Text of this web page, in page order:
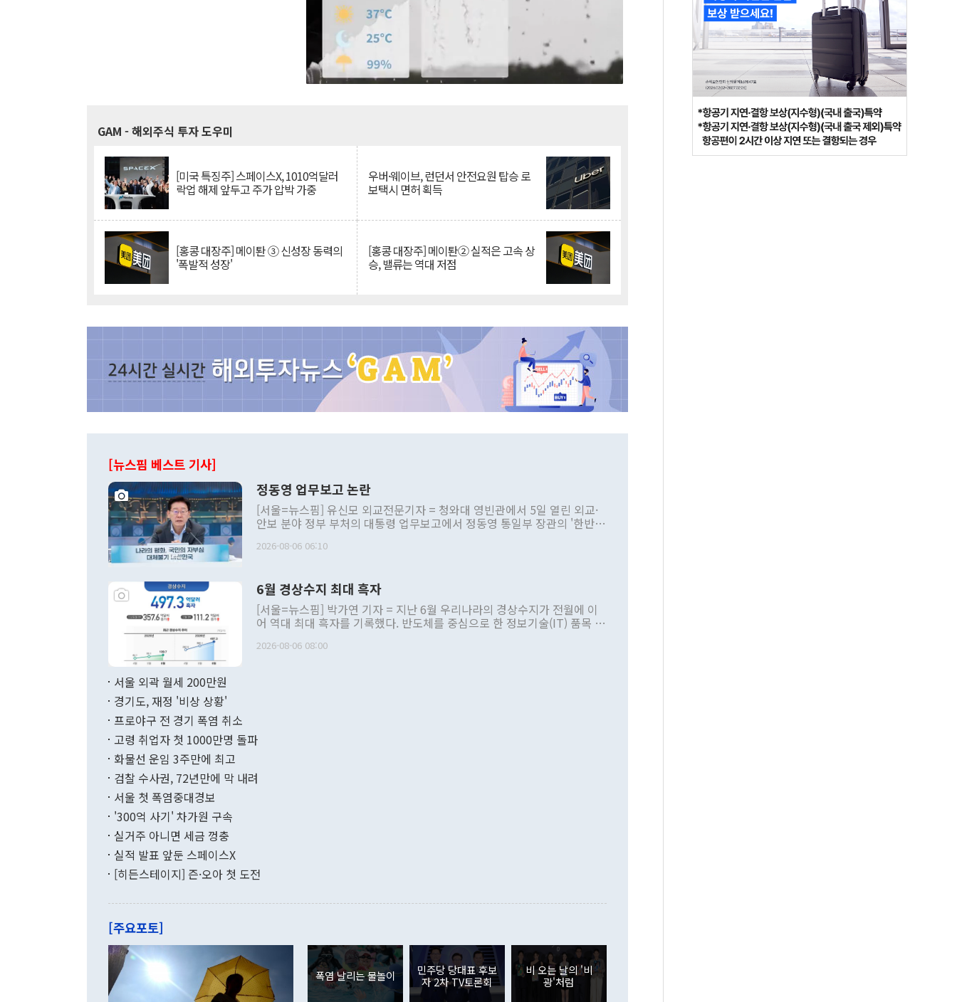
GAM - 해외주식 투자 도우미
[미국 특징주] 스페이스X, 1010억달러
락업 해제 앞두고 주가 압박 가중
우버·웨이브, 런던서 안전요원 탑승 로
보택시 면허 획득
[홍콩 대장주] 메이퇀 ③ 신성장 동력의
'폭발적 성장'
[홍콩 대장주] 메이퇀② 실적은 고속 상
승, 밸류는 역대 저점
[뉴스핌 베스트 기사]
정동영 업무보고 논란
[서울=뉴스핌] 유신모 외교전문기자 = 청와대 영빈관에서 5일 열린 외교·
안보 분야 정부 부처의 대통령 업무보고에서 정동영 통일부 장관의 '한반도
발언 중에는 정부 내 조율을 거치지 않은 사안을 정책으로 추진하겠다고 공
주의적 희망에 근거한 비현실적 구상'이라는 비판을 내놨다. 그동안 정 장
관의 대북 정책 관련 발언이 물의를 빚은 적은 여러 번 있지만 대통령과 유
관 부처 장관이 공개적으로 부정적 입장을 표명한 것은 이례적이다. 정 장
관의 무리한 대북 접근법과 월권을 제어해야 한다는 목소리도 높아지고 있
다. [정동영 통일부 장관이 지난달 23일 오후 서울 종로구 정부서울청사에
무너졌다고도 했다. 또 "현 시점에서 흘러간 선(先)비핵화만 되뇌는 것은
함께 4자 대화의 동력을 확보하기 위해 최선을 다할 것"이라고 말했다. 하
"우리의 선의대로 하는 게 과연 한반도의 평화와 안정에 플러스냐, 결론적
관은 업무보고 사후 브리핑에서 정 장관이 언급한 '4자 회담'에 대해 "이상
이 9월 러시아 블라디보스토크에서 열리는 '동방경제포럼(EEF)'을 언급하
며 "정부 차원에서 (참석을) 검토하고 있다"고 발언한 데 대해서도 조 장관
은 "그것은 외교부의 몫"이라며 "아직 거기까지 진도가 나가지 않았다"고
잘랐다. 정 장관이 이날 소개한 대북 구상과 설명은 정부 내 조율을 거치지
않았다는 점에서 문제가 있다. 특히 주적 표현 대체와 국호 사용, 9·19 군
2026-08-06 06:10
6월 경상수지 최대 흑자
[서울=뉴스핌] 박가연 기자 = 지난 6월 우리나라의 경상수지가 전월에 이
어 역대 최대 흑자를 기록했다. 반도체를 중심으로 한 정보기술(IT) 품목 수
료=한국은행] 한국은행이 6일 발표한 '2026년 6월 국제수지(잠정)'에 따르
며 월간 기준 처음으로 1000억달러를 넘어섰다. 상품수입은 644억8000만
196.9% 급증했고 컴퓨터·주변기기(SSD)는 282.7% 증가했다. IT 품목
수출은 160.4% 늘었으며 비IT 품목도 ▲석유제품(47.5%) ▲화공품
기록했지만 지식재산권사용료수지는 전월 흑자에서 4억4000만달러 적자
로 전환됐다. 본원소득수지는 배당소득을 중심으로 32억7000만달러 흑자
는 배당수입이 늘어난 데다 전월 분기배당에 따른 기저효과로 배당지급이
였던 올해 3월(369억9000만달러)을 넘어선 것이다. 직접투자에서는 내국
인의 해외투자가 80억1000만달러, 외국인의 국내투자가 46억3000만달러
각각 증가했다. 증권투자에서는 외국인의 국내 주식 매도세가 이어졌다. 외
국인의 국내 주식 투자는 차익실현 매도 등의 영향으로 316억1000만달러
2026-08-06 08:00
서울 외곽 월세 200만원
경기도, 재정 '비상 상황'
프로야구 전 경기 폭염 취소
고령 취업자 첫 1000만명 돌파
화물선 운임 3주만에 최고
검찰 수사권, 72년만에 막 내려
서울 첫 폭염중대경보
'300억 사기' 차가원 구속
실거주 아니면 세금 껑충
실적 발표 앞둔 스페이스X
[히든스테이지] 즌·오아 첫 도전
[주요포토]
폭염 날리는 물놀이
민주당 당대표 후보
자 2차 TV토론회
비 오는 날의 '비
광'처럼